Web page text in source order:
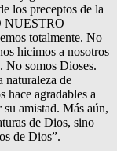
los preceptos de la
NUESTRO
totalmente. No
hicimos a nosotros
No somos Dioses.
naturaleza de
hace agradables a
amistad. Más aún,
de Dios, sino
de Dios”.